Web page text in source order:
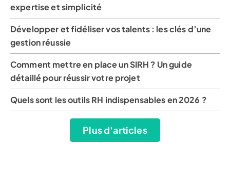
expertise et simplicité
Développer et fidéliser vos talents : les clés d’une
gestion réussie
Comment mettre en place un SIRH ? Un guide
détaillé pour réussir votre projet
Quels sont les outils RH indispensables en 2026 ?
Plus d'articles